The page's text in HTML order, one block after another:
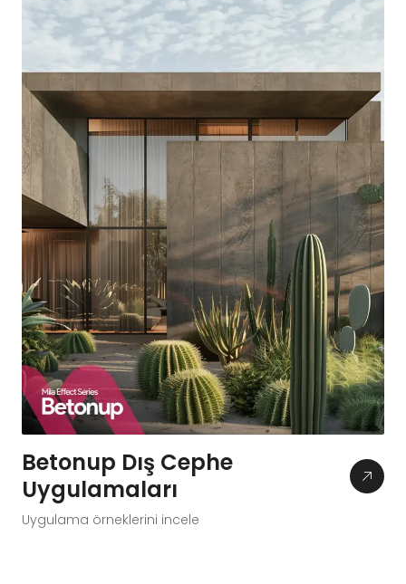
Betonup Dış Cephe
Uygulamaları
Uygulama örneklerini incele